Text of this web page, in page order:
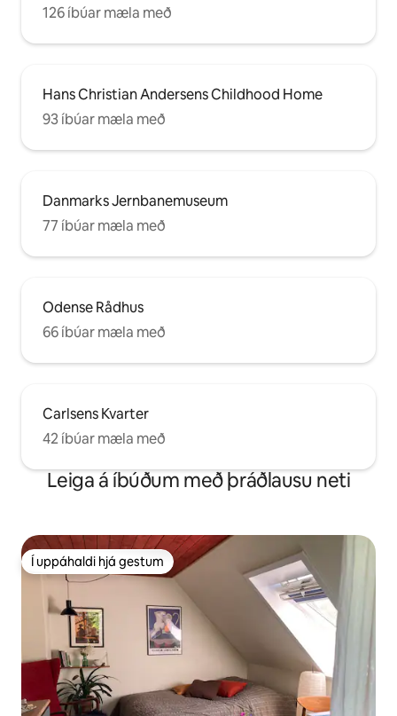
126 íbúar mæla með
Hans Christian Andersens Childhood Home
93 íbúar mæla með
Danmarks Jernbanemuseum
77 íbúar mæla með
Odense Rådhus
66 íbúar mæla með
Carlsens Kvarter
42 íbúar mæla með
Leiga á íbúðum með þráðlausu neti
Í uppáhaldi hjá gestum
Í uppáhaldi hjá gestum